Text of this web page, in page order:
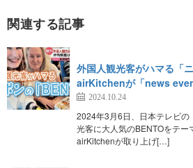
関連する記事
外国人観光客がハマる「
airKitchenが「news
2024.10.24
2024年3月6日、日本テレビの
光客に大人気のBENTOをテー
airKitchenが取り上げ[…]